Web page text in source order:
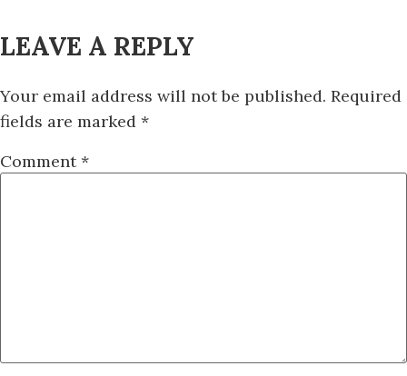
LEAVE A REPLY
Your email address will not be published. Required
fields are marked *
Comment*